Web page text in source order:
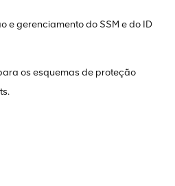
e gerenciamento do SSM e do ID
os esquemas de proteção